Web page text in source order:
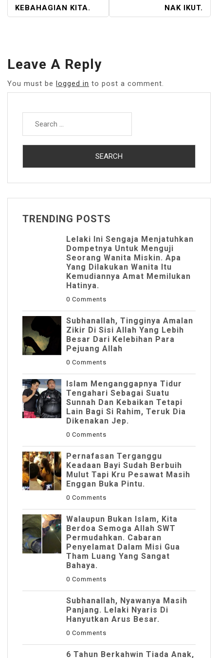
KEBAHAGIAN KITA.
NAK IKUT.
Leave A Reply
You must be logged in to post a comment.
Search
TRENDING POSTS
Lelaki Ini Sengaja Menjatuhkan
Dompetnya Untuk Menguji
Seorang Wanita Miskin. Apa
Yang Dilakukan Wanita Itu
Kemudiannya Amat Memilukan
Hatinya.
0 Comments
Subhanallah, Tingginya Amalan
Zikir Di Sisi Allah Yang Lebih
Besar Dari Kelebihan Para
Pejuang Allah
0 Comments
Islam Menganggapnya Tidur
Tengahari Sebagai Suatu
Sunnah Dan Kebaikan Tetapi
Lain Bagi Si Rahim, Teruk Dia
Dikenakan Jep.
0 Comments
Pernafasan Terganggu
Keadaan Bayi Sudah Berbuih
Mulut Tapi Kru Pesawat Masih
Enggan Buka Pintu.
0 Comments
Walaupun Bukan Islam, Kita
Berdoa Semoga Allah SWT
Permudahkan. Cabaran
Penyelamat Dalam Misi Gua
Tham Luang Yang Sangat
Bahaya.
0 Comments
Subhanallah, Nyawanya Masih
Panjang. Lelaki Nyaris Di
Hanyutkan Arus Besar.
0 Comments
6 Tahun Berkahwin Tiada Anak,